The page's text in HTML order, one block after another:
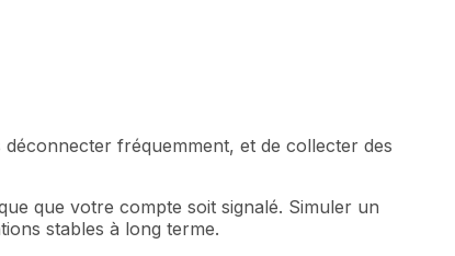
fréquemment, et de collecter des
que votre compte soit signalé. Simuler un
stables à long terme.